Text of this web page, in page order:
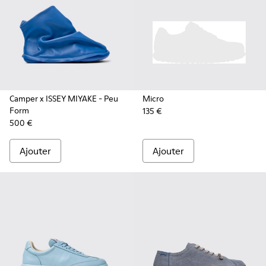
Camper x ISSEY MIYAKE - Peu
Form
500 €
Ajouter
Micro
135 €
Ajouter